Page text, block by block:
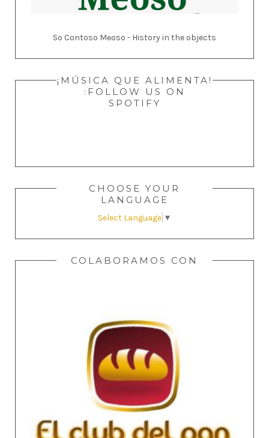
So Contoso Meoso - History in the objects
¡MÚSICA QUE ALIMENTA!
:FOLLOW US ON
SPOTIFY
CHOOSE YOUR
LANGUAGE
Select Language ▼
COLABORAMOS CON